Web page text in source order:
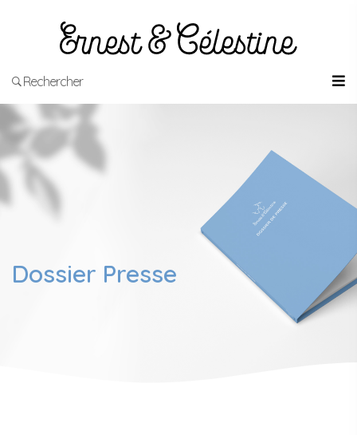
Rechercher
Dossier Presse